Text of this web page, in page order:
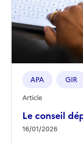
Le conseil
16/01/2026
APA GIR
Article